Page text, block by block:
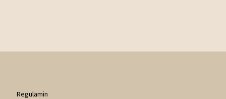
Regulamin